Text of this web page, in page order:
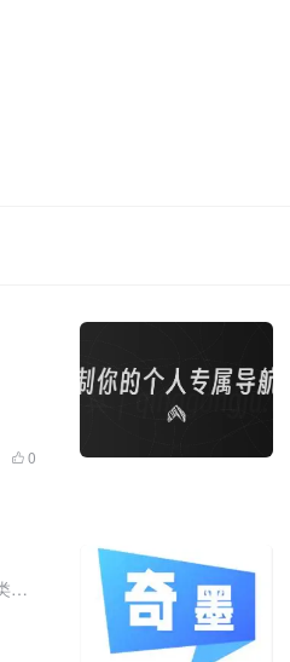
0
这款软件是一个拥有大量精美壁纸的软件，首页主要包含四个分类，PLXABAY、手机壁纸、电脑壁纸、360壁纸这四种，每一种里面都包含很多类别。壁纸质量都非常的高，都很精美，软件本身也是非常的简单，真的是...